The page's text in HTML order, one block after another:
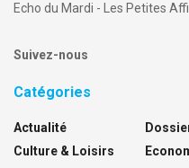
Echo du Mardi - Les Petites
Suivez-nous
Catégories
Actualité
Culture & Loisirs